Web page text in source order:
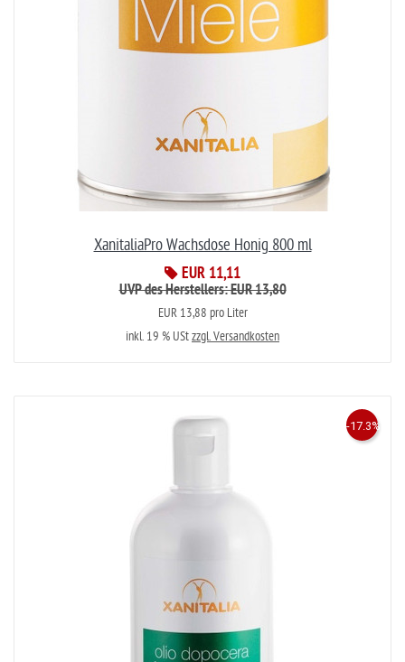
XanitaliaPro Wachsdose Honig 800 ml
EUR 11,11
UVP des Herstellers: EUR 13,80
EUR 13,88 pro Liter
inkl. 19 % UStzzgl. Versandkosten
-17.3%